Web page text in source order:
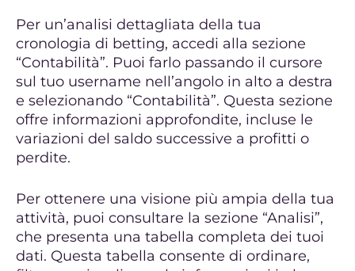
Per un’analisi dettagliata della tua
cronologia di betting, accedi alla sezione
“Contabilità”. Puoi farlo passando il cursore
sul tuo username nell’angolo in alto a destra
e selezionando “Contabilità”. Questa sezione
offre informazioni approfondite, incluse le
variazioni del saldo successive a profitti o
perdite.
Per ottenere una visione più ampia della tua
attività, puoi consultare la sezione “Analisi”,
che presenta una tabella completa dei tuoi
dati. Questa tabella consente di ordinare,